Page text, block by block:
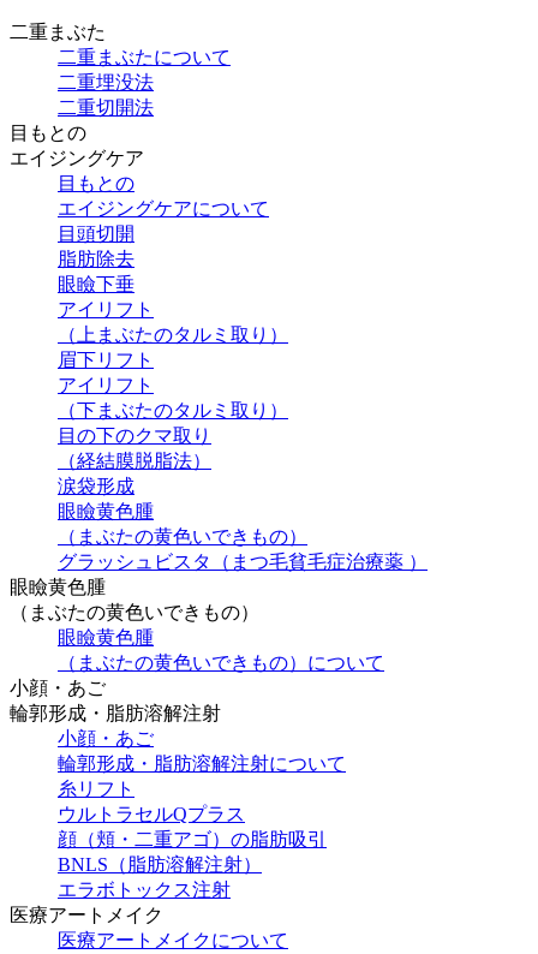
二重まぶた
二重まぶたについて
二重埋没法
二重切開法
目もとの
エイジングケア
目もとの
エイジングケアについて
目頭切開
脂肪除去
眼瞼下垂
アイリフト
（上まぶたのタルミ取り）
眉下リフト
アイリフト
（下まぶたのタルミ取り）
目の下のクマ取り
（経結膜脱脂法）
涙袋形成
眼瞼黄色腫
（まぶたの黄色いできもの）
グラッシュビスタ（まつ毛貧毛症治療薬 ）
眼瞼黄色腫
（まぶたの黄色いできもの）
眼瞼黄色腫
（まぶたの黄色いできもの）について
小顔・あご
輪郭形成・脂肪溶解注射
小顔・あご
輪郭形成・脂肪溶解注射について
糸リフト
ウルトラセルQプラス
顔（頬・二重アゴ）の脂肪吸引
BNLS（脂肪溶解注射）
エラボトックス注射
医療アートメイク
医療アートメイクについて